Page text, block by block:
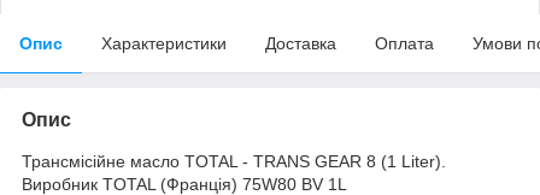
Опис Характеристики Доставка Оплата Умови
Опис
Трансмісійне масло TOTAL - TRANS GEAR 8 (1 Liter).
Виробник TOTAL (Франція) 75W80 BV 1L